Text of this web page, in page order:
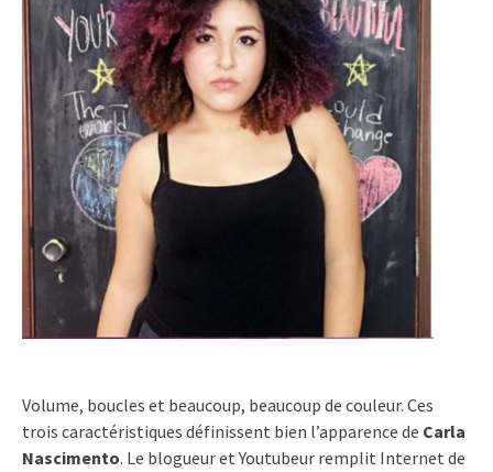
Volume, boucles et beaucoup, beaucoup de couleur. Ces
trois caractéristiques définissent bien l’apparence de Carla
Nascimento. Le blogueur et Youtubeur remplit Internet de